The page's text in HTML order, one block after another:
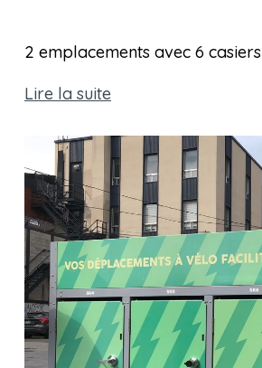
2 emplacements avec 6 casiers
Lire la suite